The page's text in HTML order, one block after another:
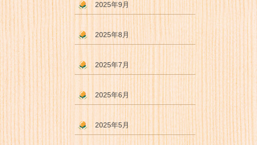
2025年9月
2025年8月
2025年7月
2025年6月
2025年5月